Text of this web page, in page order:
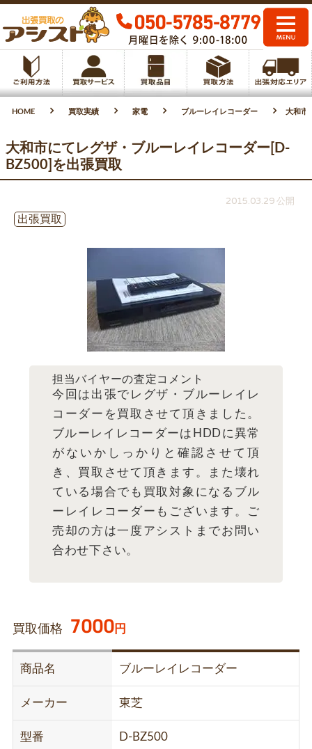
HOME 買取実績 家電 ブルーレイレコーダー 大和市
大和市にてレグザ・ブルーレイレコーダー[D-
BZ500]を出張買取
2015.03.29 公開
出張買取
担当バイヤーの査定コメント
今回は出張でレグザ・ブルーレイレ
コーダーを買取させて頂きました。
ブルーレイレコーダーはHDDに異常
がないかしっかりと確認させて頂
き、買取させて頂きます。また壊れ
ている場合でも買取対象になるブル
ーレイレコーダーもございます。ご
売却の方は一度アシストまでお問い
合わせ下さい。
買取価格 7000円
商品名 ブルーレイレコーダー
メーカー 東芝
型番 D-BZ500